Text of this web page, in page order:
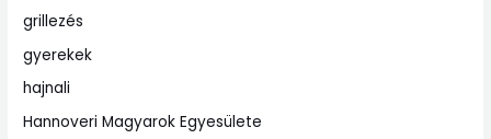
grillezés
gyerekek
hajnali
Hannoveri Magyarok Egyesülete